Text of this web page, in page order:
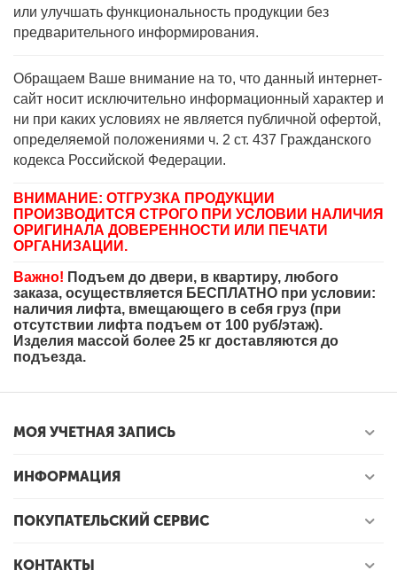
или улучшать функциональность продукции без
предварительного информирования.
Обращаем Ваше внимание на то, что данный интернет-
сайт носит исключительно информационный характер и
ни при каких условиях не является публичной офертой,
определяемой положениями ч. 2 ст. 437 Гражданского
кодекса Российской Федерации.
ВНИМАНИЕ: ОТГРУЗКА ПРОДУКЦИИ
ПРОИЗВОДИТСЯ СТРОГО ПРИ УСЛОВИИ НАЛИЧИЯ
ОРИГИНАЛА ДОВЕРЕННОСТИ ИЛИ ПЕЧАТИ
ОРГАНИЗАЦИИ.
Важно! Подъем до двери, в квартиру, любого
заказа, осуществляется БЕСПЛАТНО при условии:
наличия лифта, вмещающего в себя груз (при
отсутствии лифта подъем от 100 руб/этаж).
Изделия массой более 25 кг доставляются до
подъезда.
МОЯ УЧЕТНАЯ ЗАПИСЬ
ИНФОРМАЦИЯ
ПОКУПАТЕЛЬСКИЙ СЕРВИС
КОНТАКТЫ